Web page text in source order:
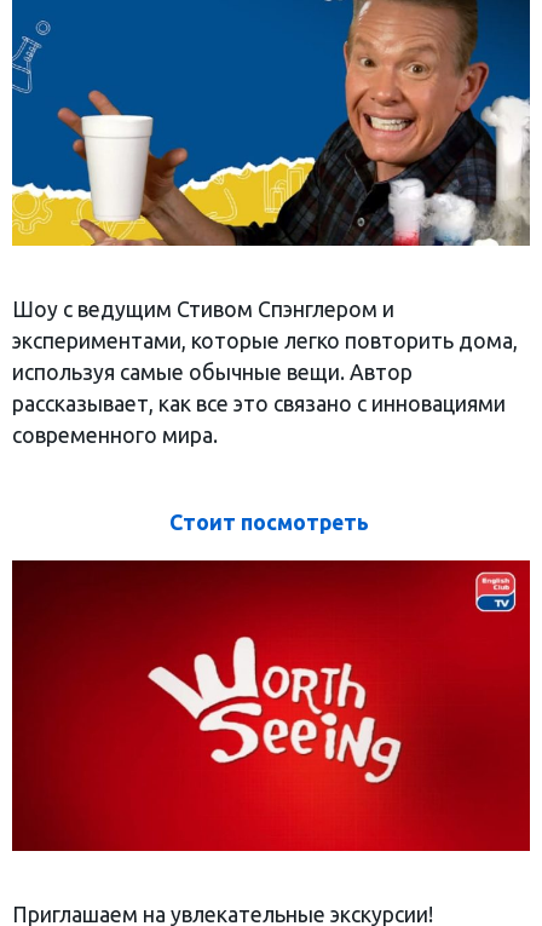
Шоу с ведущим Стивом Спэнглером и
экспериментами, которые легко повторить дома,
используя самые обычные вещи. Автор
рассказывает, как все это связано с инновациями
современного мира.
Стоит посмотреть
Приглашаем на увлекательные экскурсии!